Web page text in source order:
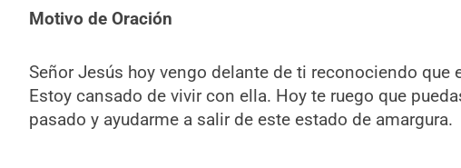
Motivo de Oración
Señor Jesús hoy vengo delante de ti reconociendo que
Estoy cansado de vivir con ella. Hoy te ruego que
pasado y ayudarme a salir de este estado de amargura.